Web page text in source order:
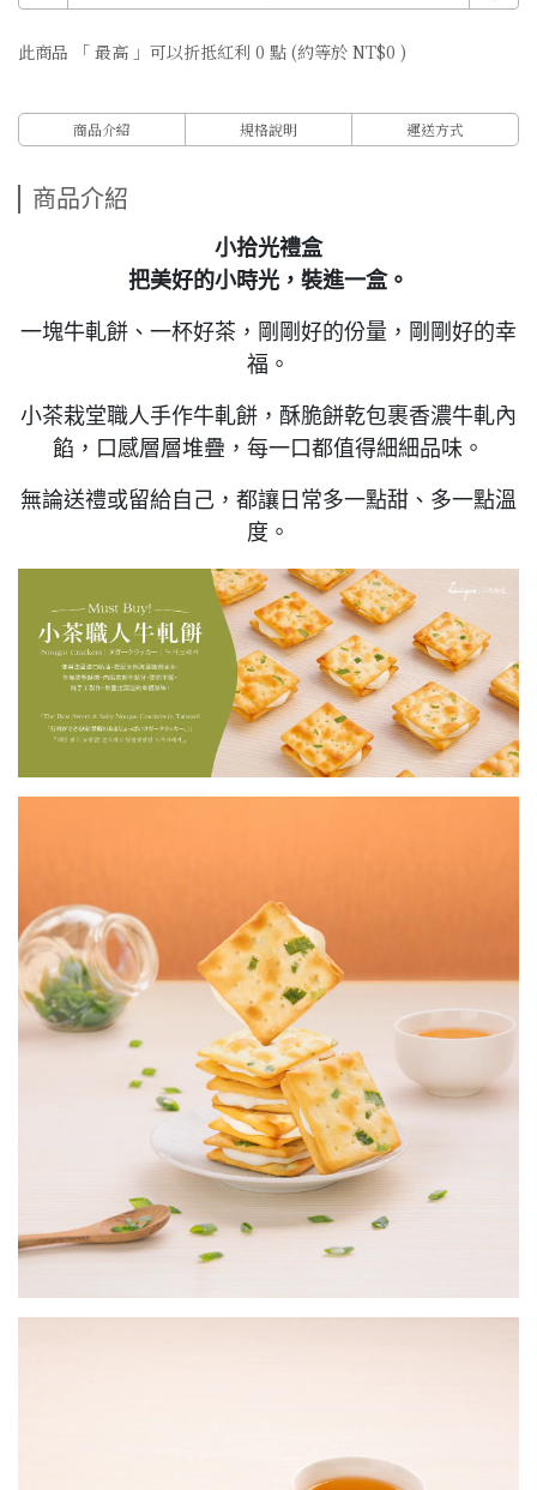
此商品 「 最高 」可以折抵紅利 0 點 (約等於 NT$0 )
商品介紹 規格說明 運送方式
商品介紹
小拾光禮盒
把美好的小時光，裝進一盒。
一塊牛軋餅、一杯好茶，剛剛好的份量，剛剛好的幸
福。
小茶栽堂職人手作牛軋餅，酥脆餅乾包裹香濃牛軋內
餡，口感層層堆疊，每一口都值得細細品味。
無論送禮或留給自己，都讓日常多一點甜、多一點溫
度。